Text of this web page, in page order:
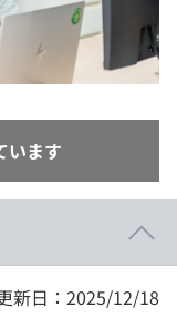
います
新日：2025/12/18